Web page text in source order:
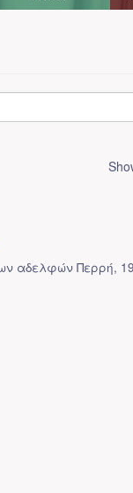
αδελφών Περρή,